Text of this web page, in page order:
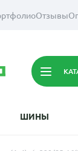
Отзывы
ШИНЫ